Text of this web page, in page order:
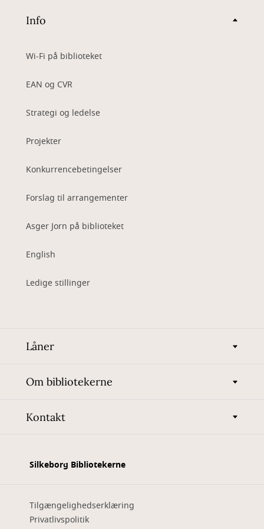
Info
Wi-Fi på biblioteket
EAN og CVR
Strategi og ledelse
Projekter
Konkurrencebetingelser
Forslag til arrangementer
Asger Jorn på biblioteket
English
Ledige stillinger
Låner
Om bibliotekerne
Kontakt
Silkeborg Bibliotekerne
Tilgængelighedserklæring
Privatlivspolitik